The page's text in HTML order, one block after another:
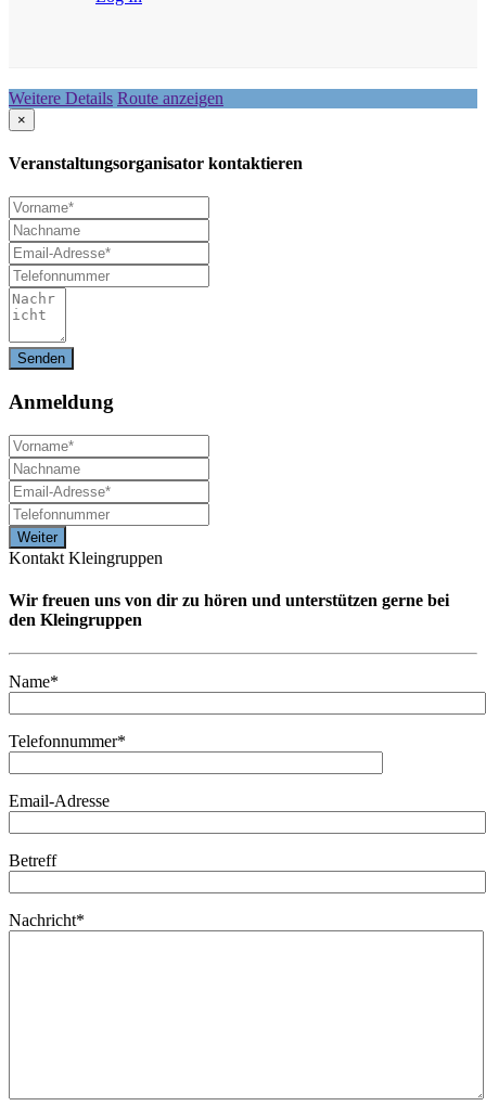
Weitere Details Route anzeigen
×
Veranstaltungsorganisator kontaktieren
Anmeldung
Kontakt Kleingruppen
Wir freuen uns von dir zu hören und unterstützen gerne bei
den Kleingruppen
Name*
Telefonnummer*
Email-Adresse
Betreff
Nachricht*